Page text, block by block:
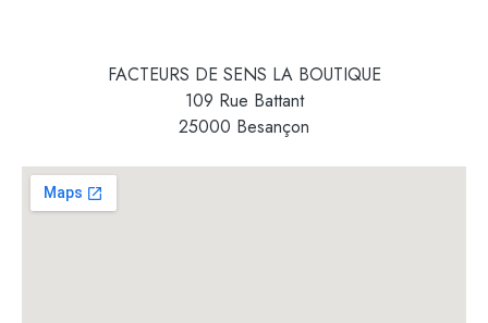
FACTEURS DE SENS LA BOUTIQUE
109 Rue Battant
25000 Besançon